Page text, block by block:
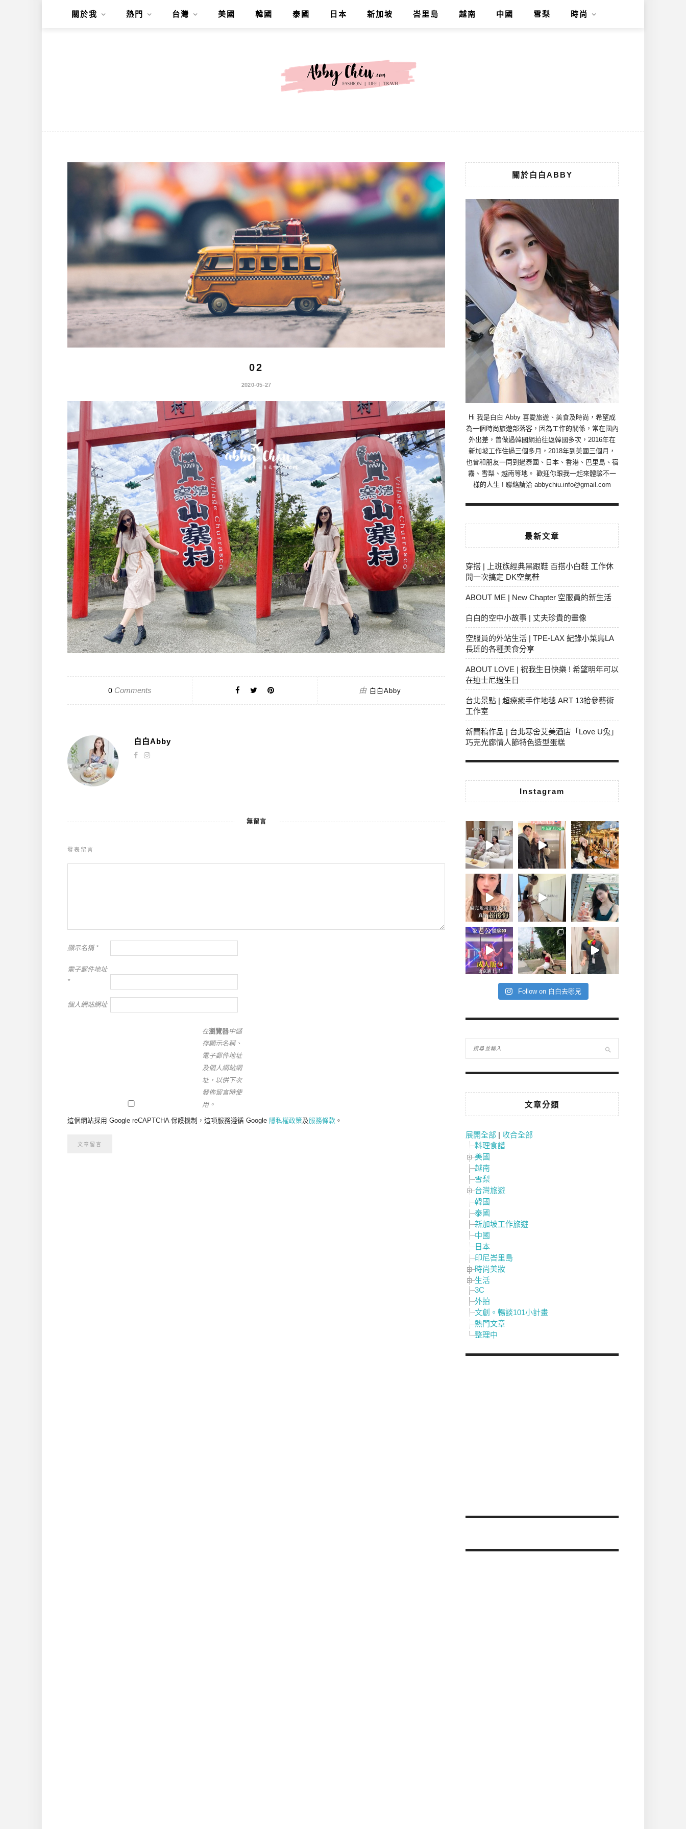
關於我 熱門 台灣 美國 韓國 泰國 日本 新加坡 峇里島 越南 中國 雪梨 時尚
02
2020-05-27
0Comments 由 白白Abby
白白Abby
無留言
發表留言
顯示名稱 *
電子郵件地址
*
個人網站網址
在瀏覽器中儲
存顯示名稱、
電子郵件地址
及個人網站網
址，以供下次
發佈留言時使
用。
這個網站採用 Google reCAPTCHA 保護機制，這項服務遵循 Google 隱私權政策及服務條款 。
關於白白ABBY
Hi 我是白白 Abby 喜愛旅遊、美食及時尚，希望成
為一個時尚旅遊部落客，因為工作的關係，常在國內
外出差，曾做過韓國網拍往返韓國多次，2016年在
新加坡工作住過三個多月，2018年到美國三個月，
也曾和朋友一同到過泰國、日本、香港、巴里島、宿
霧、雪梨、越南等地。 歡迎你跟我一起來體驗不一
樣的人生 ! 聯絡請洽 abbychiu.info@gmail.com
最新文章
穿搭 | 上班族經典黑跟鞋 百搭小白鞋 工作休
閒一次搞定 DK空氣鞋
ABOUT ME | New Chapter 空服員的新生活
白白的空中小故事 | 丈夫珍貴的畫像
空服員的外站生活 | TPE-LAX 紀錄小菜鳥LA
長班的各種美食分享
ABOUT LOVE | 祝我生日快樂 ! 希望明年可以
在迪士尼過生日
台北景點 | 超療癒手作地毯 ART 13拾參藝術
工作室
新聞稿作品 | 台北寒舍艾美酒店「Love U兔」
巧克光廊情人節特色造型蛋糕
Instagram
Follow on 白白去哪兒
文章分類
展開全部 | 收合全部
料理食譜
美國
越南
雪梨
台灣旅遊
韓國
泰國
新加坡工作旅遊
中國
日本
印尼峇里島
時尚美妝
生活
3C
外拍
文創。暢談101小計畫
熱門文章
整理中